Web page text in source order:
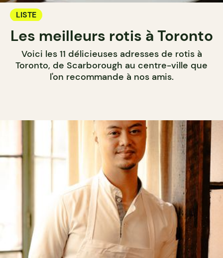
LISTE
Les meilleurs rotis à Toronto
Voici les 11 délicieuses adresses de rotis à
Toronto, de Scarborough au centre-ville que
l'on recommande à nos amis.